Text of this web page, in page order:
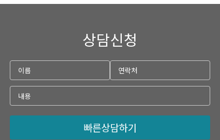
상담신청
빠른상담하기